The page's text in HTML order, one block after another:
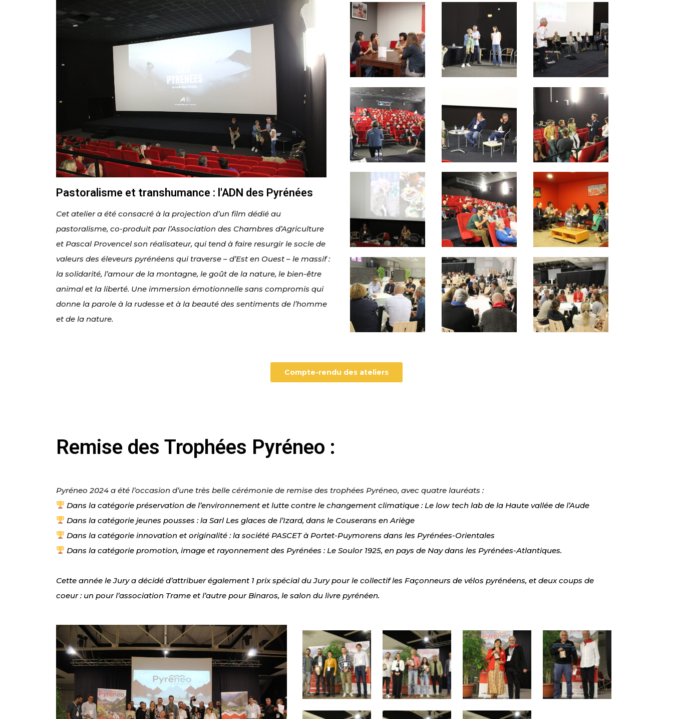
Pastoralisme et transhumance : l'ADN des Pyrénées
Cet atelier a été consacré à la projection d’un film dédié au
pastoralisme, co-produit par l’Association des Chambres d’Agriculture
et Pascal Provencel son réalisateur, qui tend à faire resurgir le socle de
valeurs des éleveurs pyrénéens qui traverse – d’Est en Ouest – le massif :
la solidarité, l’amour de la montagne, le goût de la nature, le bien-être
animal et la liberté. Une immersion émotionnelle sans compromis qui
donne la parole à la rudesse et à la beauté des sentiments de l’homme
et de la nature.
Compte-rendu des ateliers
Remise des Trophées Pyréneo :
Pyréneo 2024 a été l’occasion d’une très belle cérémonie de remise des trophées Pyréneo, avec quatre lauréats :
Dans la catégorie préservation de l’environnement et lutte contre le changement climatique : Le low tech lab de la Haute vallée de l’Aude
Dans la catégorie jeunes pousses : la Sarl Les glaces de l’Izard, dans le Couserans en Ariège
Dans la catégorie innovation et originalité : la société PASCET à Portet-Puymorens dans les Pyrénées-Orientales
Dans la catégorie promotion, image et rayonnement des Pyrénées : Le Soulor 1925, en pays de Nay dans les Pyrénées-Atlantiques.
Cette année le Jury a décidé d’attribuer également 1 prix spécial du Jury pour le collectif les Façonneurs de vélos pyrénéens, et deux coups de
coeur : un pour l’association Trame et l’autre pour Binaros, le salon du livre pyrénéen.